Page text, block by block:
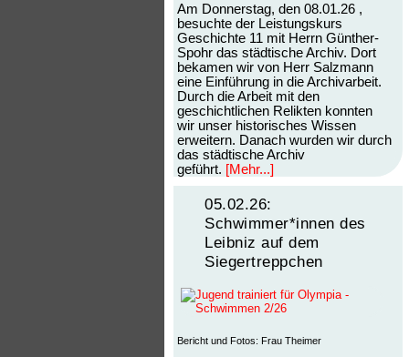
Am Donnerstag, den 08.01.26 ,
besuchte der Leistungskurs
Geschichte 11 mit Herrn Günther-
Spohr das städtische Archiv. Dort
bekamen wir von Herr Salzmann
eine Einführung in die Archivarbeit.
Durch die Arbeit mit den
geschichtlichen Relikten konnten
wir unser historisches Wissen
erweitern. Danach wurden wir durch
das städtische Archiv
geführt. [Mehr...]
05.02.26:
Schwimmer*innen des
Leibniz auf dem
Siegertreppchen
Bericht und Fotos: Frau Theimer